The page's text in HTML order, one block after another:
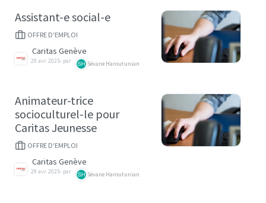
Assistant-e social-e
OFFRE D'EMPLOI
Caritas Genève
29 avr. 2025- par Sévane Haroutunian
Animateur-trice
socioculturel-le pour
Caritas Jeunesse
OFFRE D'EMPLOI
Caritas Genève
29 avr. 2025- par Sévane Haroutunian